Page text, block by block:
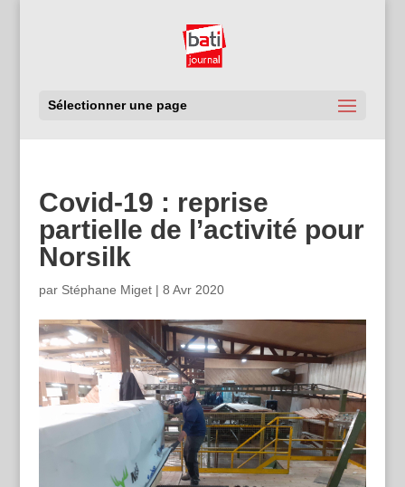
Sélectionner une page
Covid-19 : reprise
partielle de l’activité pour
Norsilk
par Stéphane Miget| 8 Avr 2020